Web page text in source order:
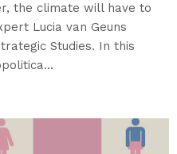
the climate will have to
Lucia van Geuns
Studies. In this